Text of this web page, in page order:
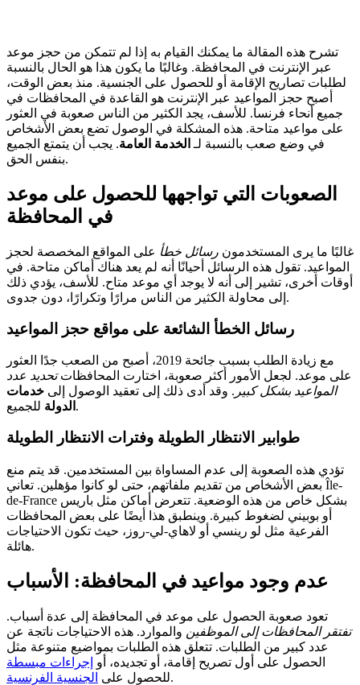
تشرح هذه المقالة ما يمكنك القيام به إذا لم تتمكن من حجز موعد
عبر الإنترنت في المحافظة. وغالبًا ما يكون هذا هو الحال بالنسبة
لطلبات تصاريح الإقامة أو للحصول على الجنسية. منذ بعض الوقت،
أصبح حجز المواعيد عبر الإنترنت هو القاعدة في المحافظات في
جميع أنحاء فرنسا. للأسف، يجد الكثير من الناس صعوبة في العثور
على مواعيد متاحة. هذه المشكلة في الوصول تضع بعض الأشخاص
في وضع صعب بالنسبة لـ الخدمة العامة. يجب أن يتمتع الجميع
بنفس الحق.
الصعوبات التي تواجهها للحصول على موعد
في المحافظة
غالبًا ما يرى المستخدمون رسائل خطأ على المواقع المخصصة لحجز
المواعيد. تقول هذه الرسائل أحيانًا أنه لم يعد هناك أماكن متاحة. في
أوقات أخرى، تشير إلى أنه لا يوجد أي موعد متاح. للأسف، يؤدي ذلك
إلى محاولة الكثير من الناس مرارًا وتكرارًا، دون جدوى.
رسائل الخطأ الشائعة على مواقع حجز المواعيد
مع زيادة الطلب بسبب جائحة 2019، أصبح من الصعب جدًا العثور
على موعد. لجعل الأمور أكثر صعوبة، اختارت المحافظاتتحديد عدد
المواعيد بشكل كبير . وقد أدى ذلك إلى تعقيد الوصول إلى خدمات
الدولة للجميع.
طوابير الانتظار الطويلة وفترات الانتظار الطويلة
تؤدي هذه الصعوبة إلى عدم المساواة بين المستخدمين. قد يتم منع
بعض الأشخاص من تقديم ملفاتهم، حتى لو كانوا مؤهلين. تعاني Île-
de-France بشكل خاص من هذه الوضعية. تتعرض أماكن مثل باريس
أو بوبيني لضغوط كبيرة. وينطبق هذا أيضًا على بعض المحافظات
الفرعية مثل لو رينسي أو لاهاي-لي-روز، حيث تكون الاحتياجات
هائلة.
عدم وجود مواعيد في المحافظة: الأسباب
تعود صعوبة الحصول على موعد في المحافظة إلى عدة أسباب.
تفتقر المحافظات إلى الموظفين والموارد. هذه الاحتياجات ناتجة عن
عدد كبير من الطلبات. تتعلق هذه الطلبات بمواضيع متنوعة مثل
الحصول على أول تصريح إقامة، أو تجديده، أو إجراءات مبسطة
للحصول على الجنسية الفرنسية .